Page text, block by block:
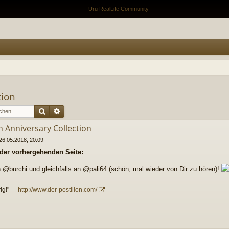
Suche
Anniversary Collection
20:09
vorhergehenden Seite:
und gleichfalls an @pali64 (schön, mal wieder von Dir zu hören)!
- - http://www.der-postillon.com/